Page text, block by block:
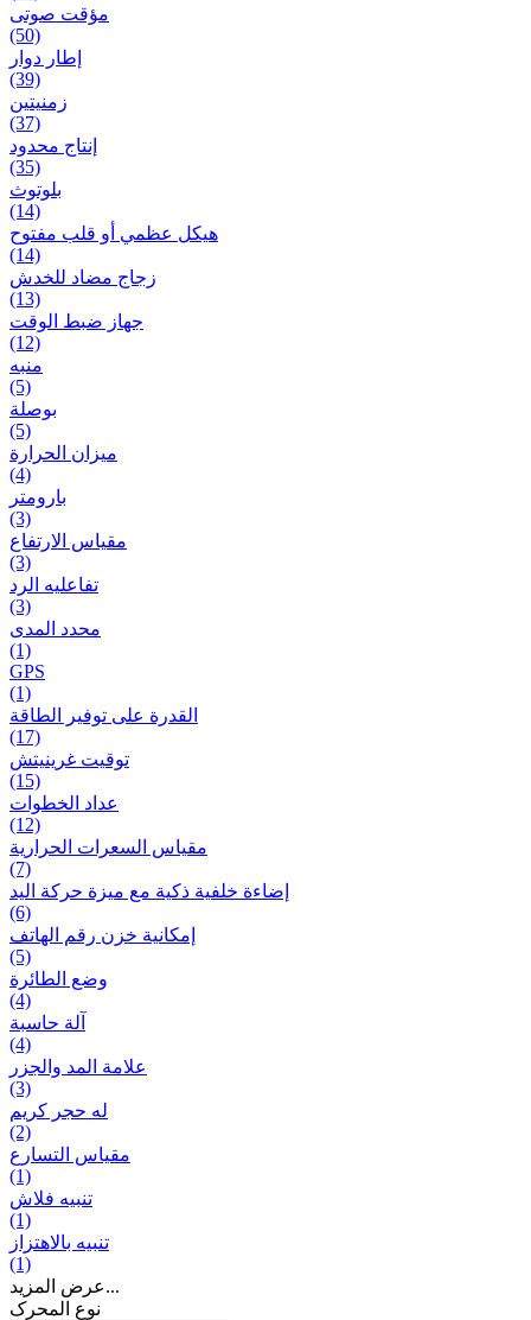
مؤقت صوتی
(50)
إطار دوار
(39)
زمنیتین
(37)
إنتاج محدود
(35)
بلوتوث
(14)
هيكل عظمي أو قلب مفتوح
(14)
زجاج مضاد للخدش
(13)
جهاز ضبط الوقت
(12)
منبه
(5)
بوصلة
(5)
ميزان الحرارة
(4)
بارومتر
(3)
مقياس الارتفاع
(3)
تفاعلیه الرد
(3)
محدد المدى
(1)
GPS
(1)
القدرة على توفير الطاقة
(17)
توقيت غرينيتش
(15)
عداد الخطوات
(12)
مقیاس السعرات الحرارية
(7)
إضاءة خلفية ذكية مع ميزة حرکة اليد
(6)
إمكانية خزن رقم الهاتف
(5)
وضع الطائرة
(4)
آلة حاسبة
(4)
علامة المد والجزر
(3)
له حجر كريم
(2)
مقياس التسارع
(1)
تنبيه فلاش
(1)
تنبيه بالاهتزاز
(1)
عرض المزيد...
نوع المحرک